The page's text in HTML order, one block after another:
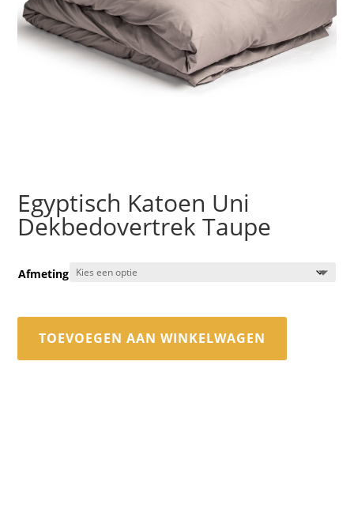
Egyptisch Katoen Uni
Dekbedovertrek Taupe
Afmeting
TOEVOEGEN AAN WINKELWAGEN